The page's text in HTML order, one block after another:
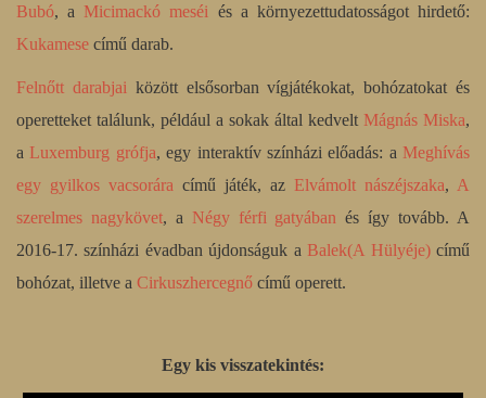
Bubó, a Micimackó meséi és a környezettudatosságot hirdető:
Kukamese című darab.
Felnőtt darabjai között elsősorban vígjátékokat, bohózatokat és
operetteket találunk, például a sokak által kedvelt Mágnás Miska,
a Luxemburg grófja, egy interaktív színházi előadás: a Meghívás
egy gyilkos vacsorára című játék, az Elvámolt nászéjszaka, A
szerelmes nagykövet, a Négy férfi gatyában és így tovább. A
2016-17. színházi évadban újdonságuk a Balek(A Hülyéje)című
bohózat, illetve a Cirkuszhercegnő című operett.
Egy kis visszatekintés: